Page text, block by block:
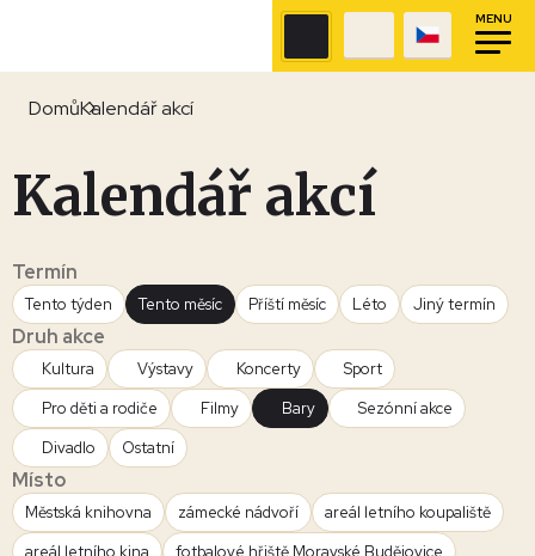
MENU
DomůKalendář akcí
Kalendář akcí
Termín
Tento týden Tento měsíc Příští měsíc Léto Jiný termín
Druh akce
Kultura Výstavy Koncerty
Sport
Pro děti a rodiče
Filmy Bary
Sezónní akce
Divadlo
Ostatní
Místo
Městská knihovna zámecké nádvoří
areál letního koupaliště
areál letního kina
fotbalové hřiště Moravské Budějovice